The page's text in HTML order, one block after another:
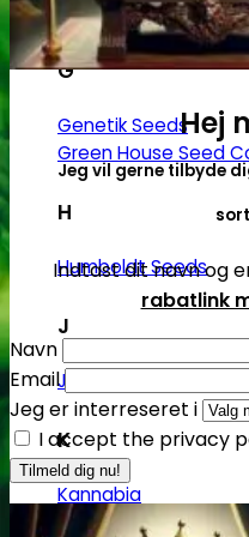
Flying Dutchmen
G
Genetik Seeds
Green House Seed
H
Humboldt Seeds
J
Joint Doctor
K
Kannabia
Hej
Jeg vil gerne tilbyde
Indtast dit navn og
rabatlink
Navn
Email
Jeg er interreseret i
I accept the privacy